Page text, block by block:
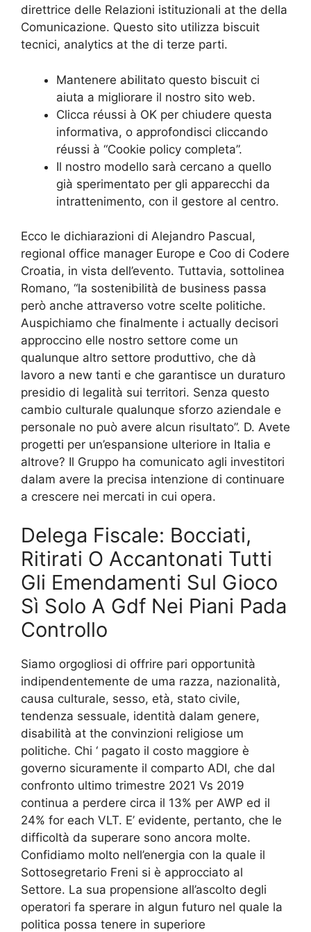
direttrice delle Relazioni istituzionali at the della
Comunicazione. Questo sito utilizza biscuit
tecnici, analytics at the di terze parti.
Mantenere abilitato questo biscuit ci
aiuta a migliorare il nostro sito web.
Clicca réussi à OK per chiudere questa
informativa, o approfondisci cliccando
réussi à “Cookie policy completa”.
Il nostro modello sarà cercano a quello
già sperimentato per gli apparecchi da
intrattenimento, con il gestore al centro.
Ecco le dichiarazioni di Alejandro Pascual,
regional office manager Europe e Coo di Codere
Croatia, in vista dell’evento. Tuttavia, sottolinea
Romano, “la sostenibilità de business passa
però anche attraverso votre scelte politiche.
Auspichiamo che finalmente i actually decisori
approccino elle nostro settore come un
qualunque altro settore produttivo, che dà
lavoro a new tanti e che garantisce un duraturo
presidio di legalità sui territori. Senza questo
cambio culturale qualunque sforzo aziendale e
personale no può avere alcun risultato”. D. Avete
progetti per un’espansione ulteriore in Italia e
altrove? Il Gruppo ha comunicato agli investitori
dalam avere la precisa intenzione di continuare
a crescere nei mercati in cui opera.
Delega Fiscale: Bocciati,
Ritirati O Accantonati Tutti
Gli Emendamenti Sul Gioco
Sì Solo A Gdf Nei Piani Pada
Controllo
Siamo orgogliosi di offrire pari opportunità
indipendentemente de uma razza, nazionalità,
causa culturale, sesso, età, stato civile,
tendenza sessuale, identità dalam genere,
disabilità at the convinzioni religiose um
politiche. Chi ‘ pagato il costo maggiore è
governo sicuramente il comparto ADI, che dal
confronto ultimo trimestre 2021 Vs 2019
continua a perdere circa il 13% per AWP ed il
24% for each VLT. E’ evidente, pertanto, che le
difficoltà da superare sono ancora molte.
Confidiamo molto nell’energia con la quale il
Sottosegretario Freni si è approcciato al
Settore. La sua propensione all’ascolto degli
operatori fa sperare in algun futuro nel quale la
politica possa tenere in superiore